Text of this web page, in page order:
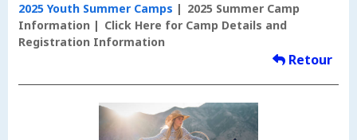
2025 Youth Summer Camps
2025 Summer Camp
Information
Click Here for Camp Details and
Registration Information
Retour